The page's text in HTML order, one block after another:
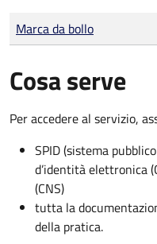
Tipo di pagamento
Importo
Marca da bollo
Cosa serve
Per accedere al servizio,
SPID (sistema
d’identità elettronica
(CNS)
tutta la
della pratica.